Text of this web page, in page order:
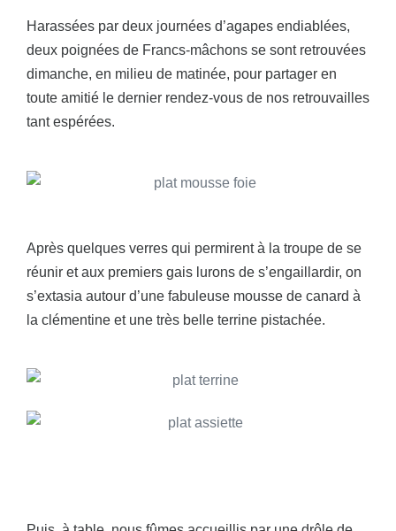
Harassées par deux journées d’agapes endiablées,
deux poignées de Francs-mâchons se sont retrouvées
dimanche, en milieu de matinée, pour partager en
toute amitié le dernier rendez-vous de nos retrouvailles
tant espérées.
Après quelques verres qui permirent à la troupe de se
réunir et aux premiers gais lurons de s’engaillardir, on
s’extasia autour d’une fabuleuse mousse de canard à
la clémentine et une très belle terrine pistachée.